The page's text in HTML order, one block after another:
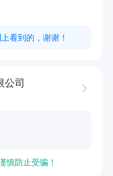
问题，提升消费
和团队合作精
上看到的，谢谢！
公司
慎防止受骗！